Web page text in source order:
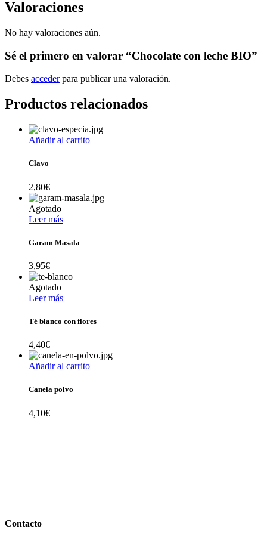
Valoraciones
No hay valoraciones aún.
Sé el primero en valorar “Chocolate con leche BIO”
Debes accederpara publicar una valoración.
Productos relacionados
Añadir al carrito
Clavo
2,80€
Agotado
Leer más
Garam Masala
3,95€
Agotado
Leer más
Té blanco con flores
4,40€
Añadir al carrito
Canela polvo
4,10€
Contacto